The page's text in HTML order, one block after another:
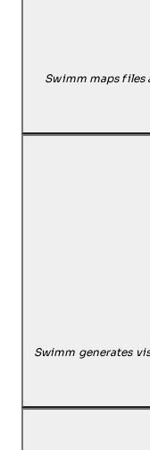
Swimm maps files
Swimm generates